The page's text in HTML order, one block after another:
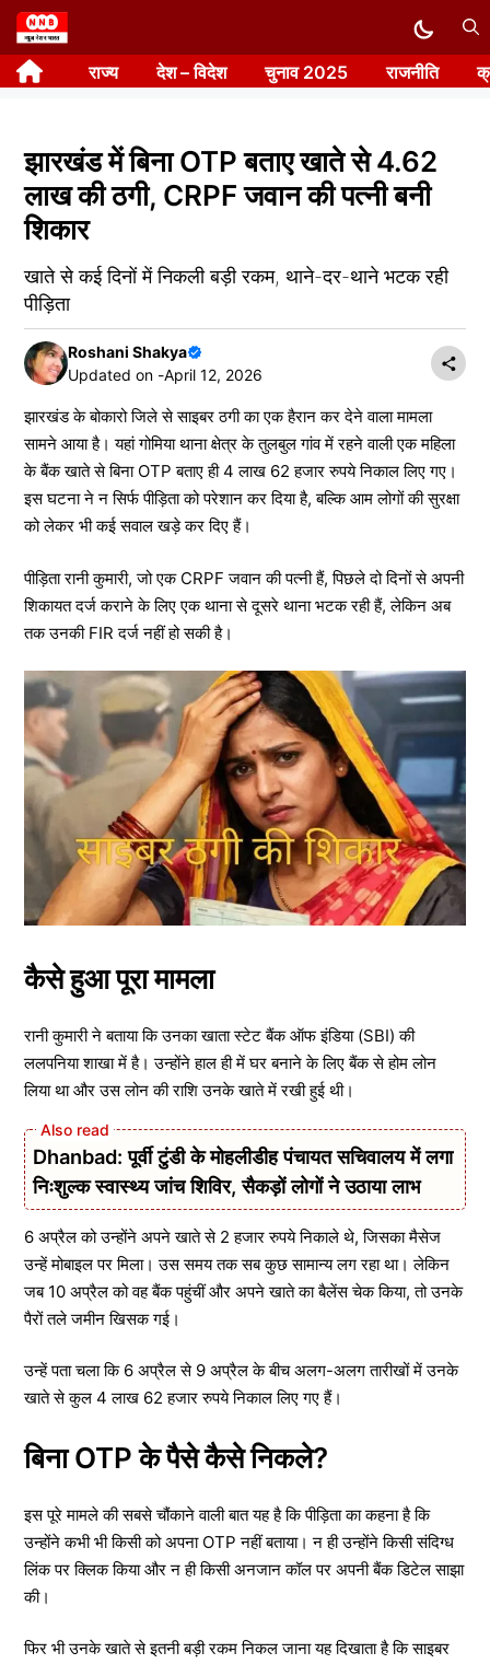
Skip
to
content राज्य देश – विदेश चुनाव 2025 राजनीति
झारखंड में बिना OTP बताए खाते से 4.62
लाख की ठगी, CRPF जवान की पत्नी बनी
शिकार
खाते से कई दिनों में निकली बड़ी रकम, थाने-दर-थाने भटक रही
पीड़िता
Roshani Shakya
Updated on -April 12, 2026
झारखंड के बोकारो जिले से साइबर ठगी का एक हैरान कर देने वाला मामला
सामने आया है। यहां गोमिया थाना क्षेत्र के तुलबुल गांव में रहने वाली एक महिला
के बैंक खाते से बिना OTP बताए ही 4 लाख 62 हजार रुपये निकाल लिए गए।
इस घटना ने न सिर्फ पीड़िता को परेशान कर दिया है, बल्कि आम लोगों की सुरक्षा
को लेकर भी कई सवाल खड़े कर दिए हैं।
पीड़िता रानी कुमारी, जो एक CRPF जवान की पत्नी हैं, पिछले दो दिनों से अपनी
शिकायत दर्ज कराने के लिए एक थाना से दूसरे थाना भटक रही हैं, लेकिन अब
तक उनकी FIR दर्ज नहीं हो सकी है।
कैसे हुआ पूरा मामला
रानी कुमारी ने बताया कि उनका खाता स्टेट बैंक ऑफ इंडिया (SBI) की
ललपनिया शाखा में है। उन्होंने हाल ही में घर बनाने के लिए बैंक से होम लोन
लिया था और उस लोन की राशि उनके खाते में रखी हुई थी।
Dhanbad: पूर्वी टुंडी के मोहलीडीह पंचायत सचिवालय में लगा
निःशुल्क स्वास्थ्य जांच शिविर, सैकड़ों लोगों ने उठाया लाभ
6 अप्रैल को उन्होंने अपने खाते से 2 हजार रुपये निकाले थे, जिसका मैसेज
उन्हें मोबाइल पर मिला। उस समय तक सब कुछ सामान्य लग रहा था। लेकिन
जब 10 अप्रैल को वह बैंक पहुंचीं और अपने खाते का बैलेंस चेक किया, तो उनके
पैरों तले जमीन खिसक गई।
उन्हें पता चला कि 6 अप्रैल से 9 अप्रैल के बीच अलग-अलग तारीखों में उनके
खाते से कुल 4 लाख 62 हजार रुपये निकाल लिए गए हैं।
बिना OTP के पैसे कैसे निकले?
इस पूरे मामले की सबसे चौंकाने वाली बात यह है कि पीड़िता का कहना है कि
उन्होंने कभी भी किसी को अपना OTP नहीं बताया। न ही उन्होंने किसी संदिग्ध
लिंक पर क्लिक किया और न ही किसी अनजान कॉल पर अपनी बैंक डिटेल साझा
की।
फिर भी उनके खाते से इतनी बड़ी रकम निकल जाना यह दिखाता है कि साइबर